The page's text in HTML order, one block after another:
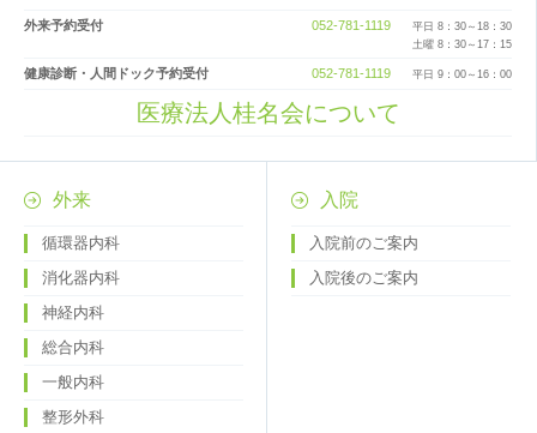
外来予約受付 052-781-1119
平日 8：30～18：30
土曜 8：30～17：15
健康診断・人間ドック予約受付 052-781-1119 平日 9：00～16：00
医療法人桂名会について
外来
循環器内科
消化器内科
神経内科
総合内科
一般内科
整形外科
入院
入院前のご案内
入院後のご案内